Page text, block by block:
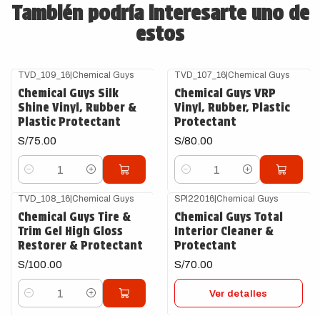
También podría interesarte uno de
estos
TVD_109_16|Chemical Guys
Chemical Guys Silk
Shine Vinyl, Rubber &
Plastic Protectant
S/75.00
Cantidad
TVD_107_16|Chemical Guys
Chemical Guys VRP
Vinyl, Rubber, Plastic
Protectant
S/80.00
Cantidad
TVD_108_16|Chemical Guys
Chemical Guys Tire &
Trim Gel High Gloss
Restorer & Protectant
S/100.00
Cantidad
SPI22016|Chemical Guys
Chemical Guys Total
Interior Cleaner &
Protectant
S/70.00
Ver detalles